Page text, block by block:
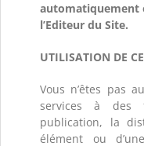
automatiquement
l’Editeur du Site.
UTILISATION DE
Vous n’êtes pas
services à des
publication, la
élément ou